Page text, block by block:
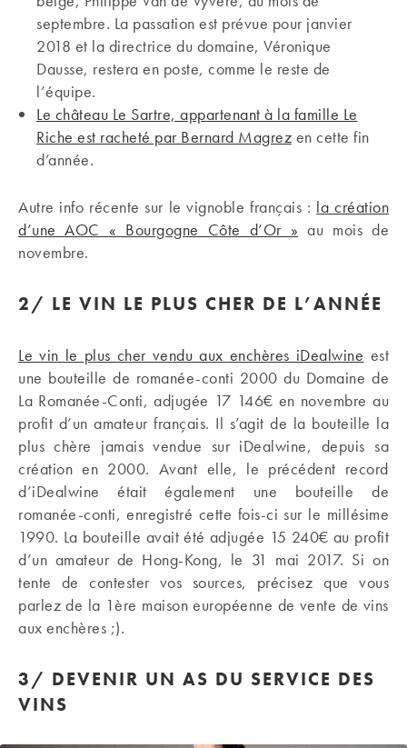
septembre. La passation est prévue pour janvier
2018 et la directrice du domaine, Véronique
Dausse, restera en poste, comme le reste de
l’équipe.
Le château Le Sartre, appartenant à la famille Le
Riche est racheté par Bernard Magrez en cette fin
d’année.
Autre info récente sur le vignoble français : la création
d’une AOC « Bourgogne Côte d’Or » au mois de
novembre.
2/ LE VIN LE PLUS CHER DE L’ANNÉE
Le vin le plus cher vendu aux enchères iDealwine est
une bouteille de romanée-conti 2000 du Domaine de
La Romanée-Conti, adjugée 17 146€ en novembre au
profit d’un amateur français. Il s’agit de la bouteille la
plus chère jamais vendue sur iDealwine, depuis sa
création en 2000. Avant elle, le précédent record
d’iDealwine était également une bouteille de
romanée-conti, enregistré cette fois-ci sur le millésime
1990. La bouteille avait été adjugée 15 240€ au profit
d’un amateur de Hong-Kong, le 31 mai 2017. Si on
tente de contester vos sources, précisez que vous
parlez de la 1ère maison européenne de vente de vins
aux enchères ;).
3/ DEVENIR UN AS DU SERVICE DES
VINS